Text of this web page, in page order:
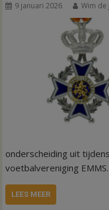
9 januari 2026 Wim de
onderscheiding uit
voetbalvereniging EMMS.
LEES MEER